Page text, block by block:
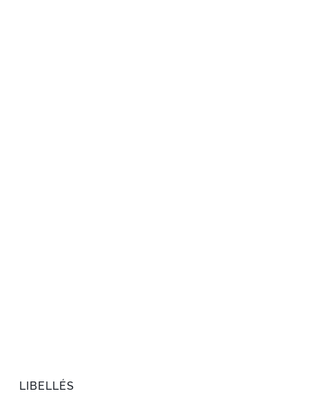
LIBELLÉS